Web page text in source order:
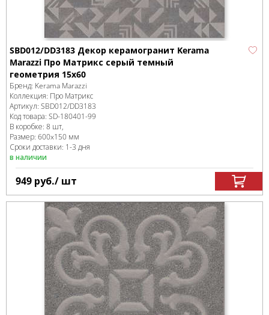
SBD012/DD3183 Декор керамогранит Kerama
Marazzi Про Матрикс серый темный
геометрия 15x60
Бренд: Kerama Marazzi
Коллекция: Про Матрикс
Артикул: SBD012/DD3183
Код товара: SD-180401-99
В коробке: 8 шт,
Размер: 600x150 мм
Сроки доставки: 1-3 дня
в наличии
949 руб./ шт